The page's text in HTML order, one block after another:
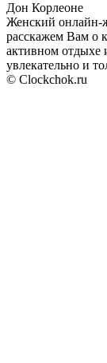
Дон Корлеоне
Женский онлайн-
расскажем Вам о
активном отдыхе
увлекательно и
© Clockchok.ru